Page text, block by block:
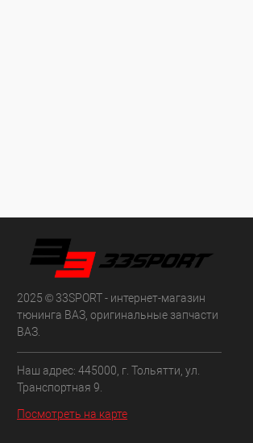
2025 © 33SPORT - интернет-магазин
тюнинга ВАЗ, оригинальные запчасти
ВАЗ.
Наш адрес: 445000, г. Тольятти, ул.
Транспортная 9.
Посмотреть на карте